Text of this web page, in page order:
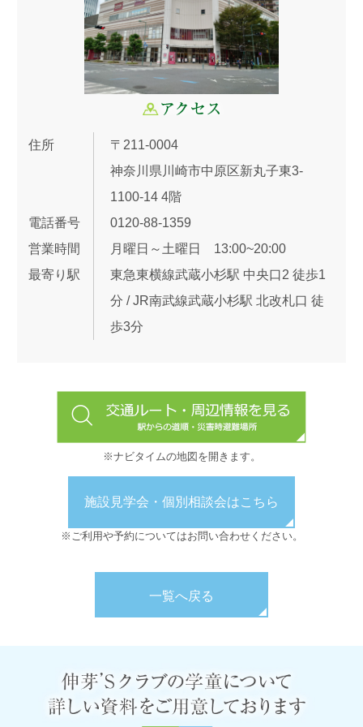
住所
〒211-0004
神奈川県川崎市中原区新丸子東3-
1100-14 4階
電話番号
0120-88-1359
営業時間
月曜日～土曜日 13:00~20:00
最寄り駅
東急東横線武蔵小杉駅 中央口2 徒歩1
分 / JR南武線武蔵小杉駅 北改札口 徒
歩3分
※ナビタイムの地図を開きます。
施設見学会・個別相談会はこちら
※ご利用や予約についてはお問い合わせください。
一覧へ戻る